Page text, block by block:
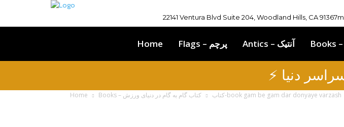
22141 Ventura Blvd Suite 204, Woodland Hills, CA 91367m
Home Flags – پرچم Antics – آنتیک
Home Books – کتابکتاب گام به گام در دنیای ورزش-book gam be gam dar donyaye varzash